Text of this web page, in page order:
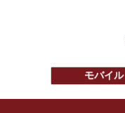
モバイル